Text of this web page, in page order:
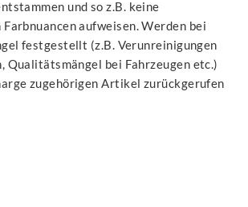
und so z.B. keine
aufweisen. Werden bei
festgestellt (z.B. Verunreinigungen
Qualitätsmängel bei Fahrzeugen etc.)
zugehörigen Artikel zurückgerufen